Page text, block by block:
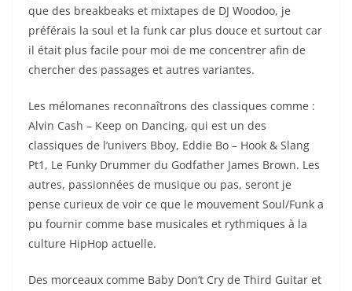
que des breakbeaks et mixtapes de DJ Woodoo, je
préférais la soul et la funk car plus douce et surtout car
il était plus facile pour moi de me concentrer afin de
chercher des passages et autres variantes.
Les mélomanes reconnaîtrons des classiques comme :
Alvin Cash – Keep on Dancing, qui est un des
classiques de l’univers Bboy, Eddie Bo – Hook & Slang
Pt1, Le Funky Drummer du Godfather James Brown. Les
autres, passionnées de musique ou pas, seront je
pense curieux de voir ce que le mouvement Soul/Funk a
pu fournir comme base musicales et rythmiques à la
culture HipHop actuelle.
Des morceaux comme Baby Don’t Cry de Third Guitar et